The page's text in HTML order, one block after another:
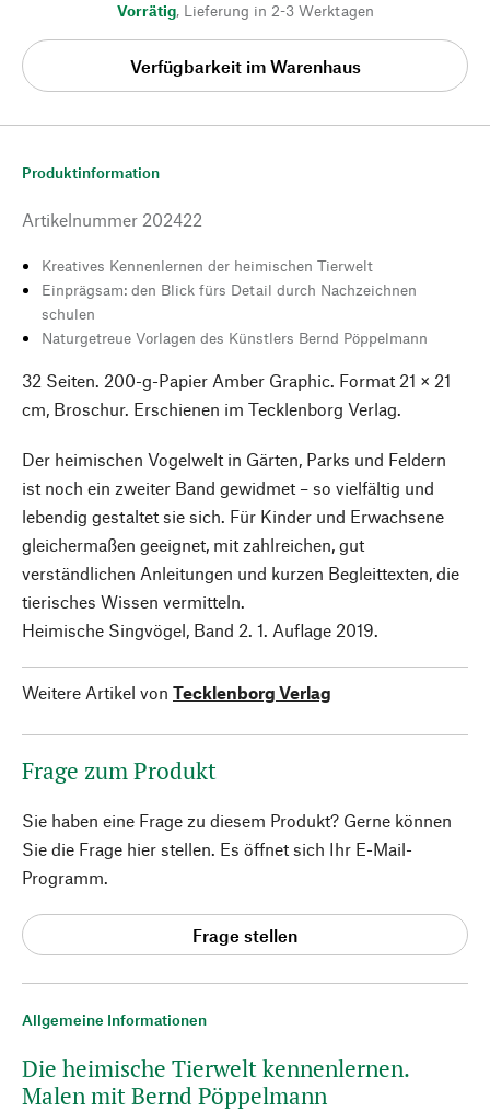
Vorrätig, Lieferung in 2-3 Werktagen
Verfügbarkeit im Warenhaus
Allgemeine Informationen
Die heimische Tierwelt kennenlernen.
Malen mit Bernd Pöppelmann
Produktinformation
Artikelnummer 202422
Kreatives Kennenlernen der heimischen Tierwelt
Einprägsam: den Blick fürs Detail durch Nachzeichnen
schulen
Naturgetreue Vorlagen des Künstlers Bernd Pöppelmann
32 Seiten. 200-g-Papier Amber Graphic. Format 21 × 21
cm, Broschur. Erschienen im Tecklenborg Verlag.
Der heimischen Vogelwelt in Gärten, Parks und Feldern
ist noch ein zweiter Band gewidmet – so vielfältig und
lebendig gestaltet sie sich. Für Kinder und Erwachsene
gleichermaßen geeignet, mit zahlreichen, gut
verständlichen Anleitungen und kurzen Begleittexten, die
tierisches Wissen vermitteln.
Heimische Singvögel, Band 2. 1. Auflage 2019.
Weitere Artikel von Tecklenborg Verlag
Frage zum Produkt
Sie haben eine Frage zu diesem Produkt? Gerne können
Sie die Frage hier stellen. Es öffnet sich Ihr E-Mail-
Programm.
Frage stellen